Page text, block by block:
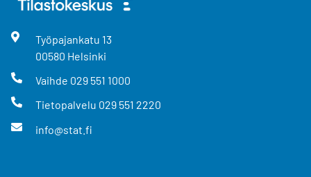
Työpajankatu 13
00580 Helsinki
Vaihde 029 551 1000
Tietopalvelu 029 551 2220
info@stat.fi